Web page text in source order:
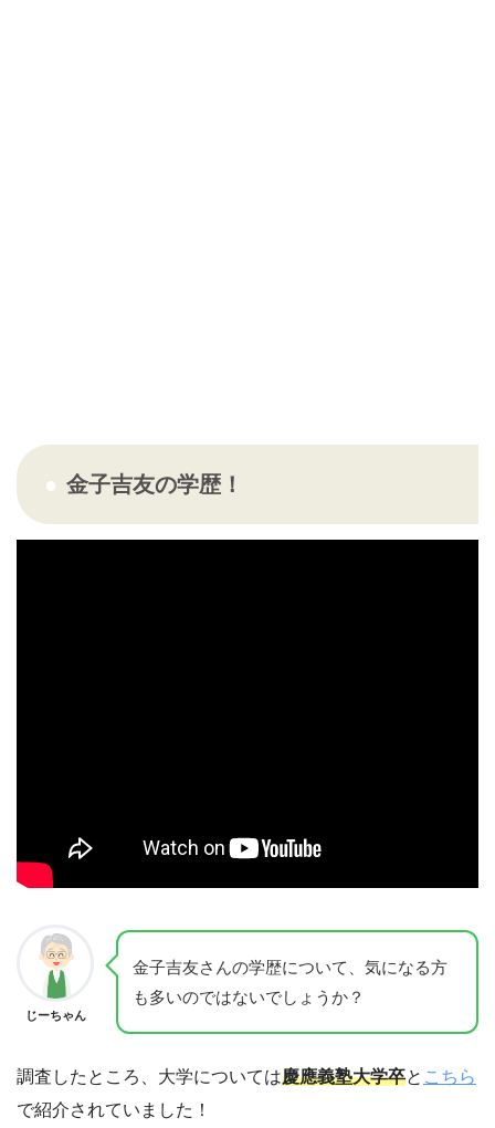
金子吉友の学歴！
じーちゃん
金子吉友さんの学歴について、気になる方
も多いのではないでしょうか？
調査したところ、大学については慶應義塾大学卒と こちら
で紹介されていました！